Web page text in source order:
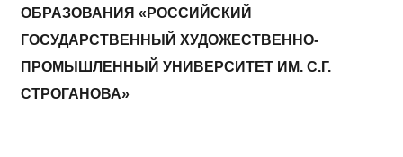
ОБРАЗОВАНИЯ «РОССИЙСКИЙ
ГОСУДАРСТВЕННЫЙ ХУДОЖЕСТВЕННО-
ПРОМЫШЛЕННЫЙ УНИВЕРСИТЕТ ИМ. С.Г.
СТРОГАНОВА»